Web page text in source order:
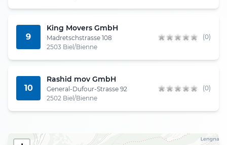
9
King Movers GmbH
Madretschstrasse 108
2503 Biel/Bienne
(0)
10
Rashid mov GmbH
General-Dufour-Strasse 92
2502 Biel/Bienne
(0)